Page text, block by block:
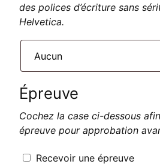
des polices d’écriture sans
Helvetica.
Épreuve
Cochez la case ci-dessous
épreuve pour approbation
Recevoir une épreuve